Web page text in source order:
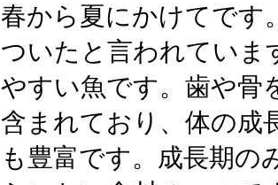
春から夏にかけてです
ついたと言われていま
やすい魚です。歯や骨
含まれており、体の成
も豊富です。成長期の